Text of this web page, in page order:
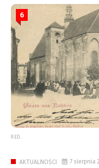
6
RED.
AKTUALNOŚCI 7 sierpnia